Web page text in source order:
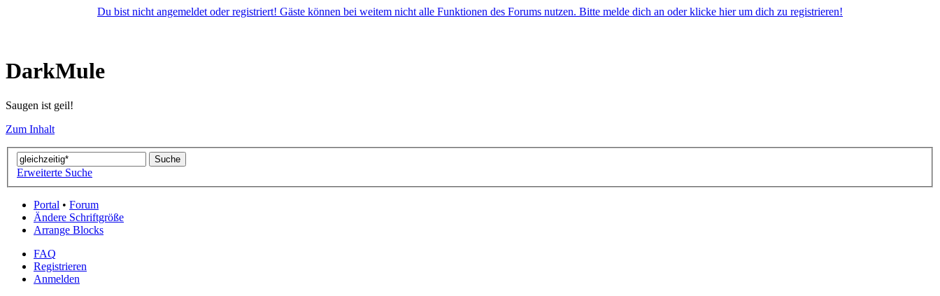
Du bist nicht angemeldet oder registriert! Gäste können bei weitem nicht alle Funktionen des Forums nutzen. Bitte melde dich an oder klicke hier um dich zu registrieren!
DarkMule
Saugen ist geil!
Zum Inhalt
Erweiterte Suche
Portal • Forum
Ändere Schriftgröße
Arrange Blocks
FAQ
Registrieren
Anmelden